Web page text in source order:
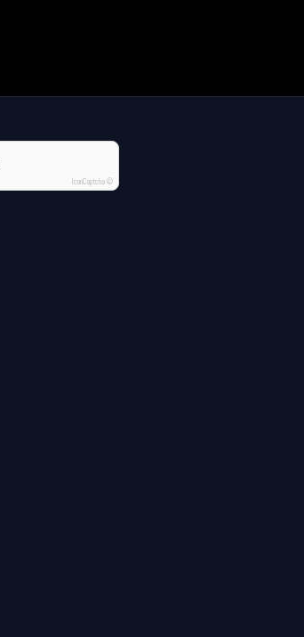
IconCaptcha ©